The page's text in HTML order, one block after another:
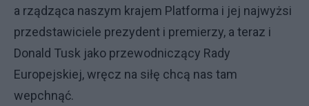
a rządząca naszym krajem Platforma i jej najwyżsi
przedstawiciele prezydent i premierzy, a teraz i
Donald Tusk jako przewodniczący Rady
Europejskiej, wręcz na siłę chcą nas tam
wepchnąć.